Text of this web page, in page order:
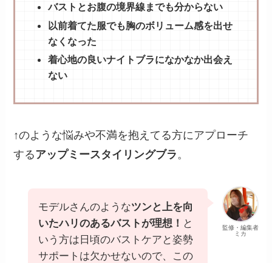
バストとお腹の境界線までも分からない
以前着てた服でも胸のボリューム感を出せ
なくなった
着心地の良いナイトブラになかなか出会え
ない
↑のような悩みや不満を抱えてる方にアプローチ
するアップミースタイリングブラ。
監修・編集者
ミカ
モデルさんのようなツンと上を向
いたハリのあるバストが理想！ と
いう方は日頃のバストケアと姿勢
サポートは欠かせないので、この